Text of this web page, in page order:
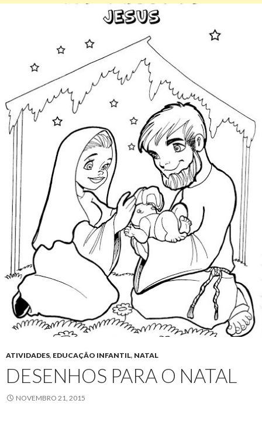
ATIVIDADES, EDUCAÇÃO INFANTIL, NATAL
DESENHOS PARA O NATAL
NOVEMBRO 21, 2015